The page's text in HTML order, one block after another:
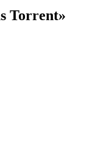
Torrent»